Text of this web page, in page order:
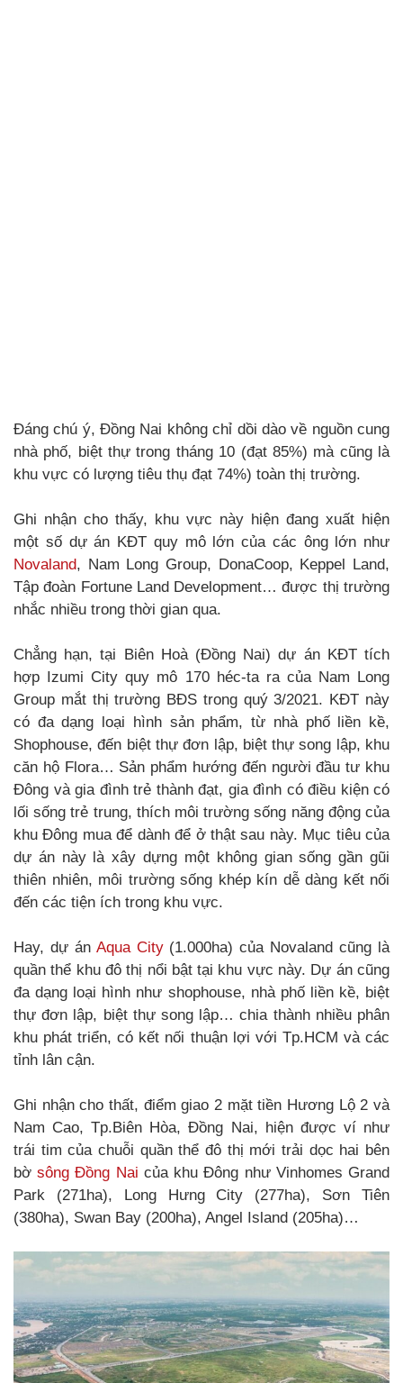
Đáng chú ý, Đồng Nai không chỉ dồi dào về nguồn cung
nhà phố, biệt thự trong tháng 10 (đạt 85%) mà cũng là
khu vực có lượng tiêu thụ đạt 74%) toàn thị trường.
Ghi nhận cho thấy, khu vực này hiện đang xuất hiện
một số dự án KĐT quy mô lớn của các ông lớn như
Novaland, Nam Long Group, DonaCoop, Keppel Land,
Tập đoàn Fortune Land Development… được thị trường
nhắc nhiều trong thời gian qua.
Chẳng hạn, tại Biên Hoà (Đồng Nai) dự án KĐT tích
hợp Izumi City quy mô 170 héc-ta ra của Nam Long
Group mắt thị trường BĐS trong quý 3/2021. KĐT này
có đa dạng loại hình sản phẩm, từ nhà phố liền kề,
Shophouse, đến biệt thự đơn lập, biệt thự song lập, khu
căn hộ Flora… Sản phẩm hướng đến người đầu tư khu
Đông và gia đình trẻ thành đạt, gia đình có điều kiện có
lối sống trẻ trung, thích môi trường sống năng động của
khu Đông mua để dành để ở thật sau này. Mục tiêu của
dự án này là xây dựng một không gian sống gần gũi
thiên nhiên, môi trường sống khép kín dễ dàng kết nối
đến các tiện ích trong khu vực.
Hay, dự án Aqua City(1.000ha) của Novaland cũng là
quần thể khu đô thị nổi bật tại khu vực này. Dự án cũng
đa dạng loại hình như shophouse, nhà phố liền kề, biệt
thự đơn lập, biệt thự song lập… chia thành nhiều phân
khu phát triển, có kết nối thuận lợi với Tp.HCM và các
tỉnh lân cận.
Ghi nhận cho thất, điểm giao 2 mặt tiền Hương Lộ 2 và
Nam Cao, Tp.Biên Hòa, Đồng Nai, hiện được ví như
trái tim của chuỗi quần thể đô thị mới trải dọc hai bên
bờsông Đồng Nai của khu Đông như Vinhomes Grand
Park (271ha), Long Hưng City (277ha), Sơn Tiên
(380ha), Swan Bay (200ha), Angel Island (205ha)…